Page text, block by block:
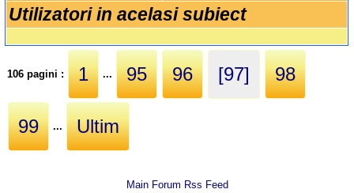
Utilizatori in acelasi subiect
106 pagini : 1 ... 95 96 [97] 98
99 ... Ultim
Main Forum Rss Feed